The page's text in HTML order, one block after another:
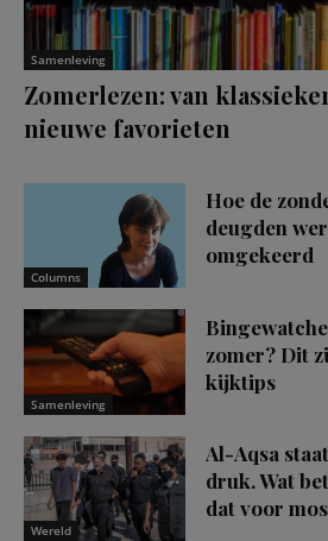
Samenleving
Zomerlezen: van
nieuwe favorieten
Columns
Hoe de
deugden
omgekeerd
Samenleving
zomer? Dit
kijktips
Wereld
Al-Aqsa
druk. Wat
dat voor